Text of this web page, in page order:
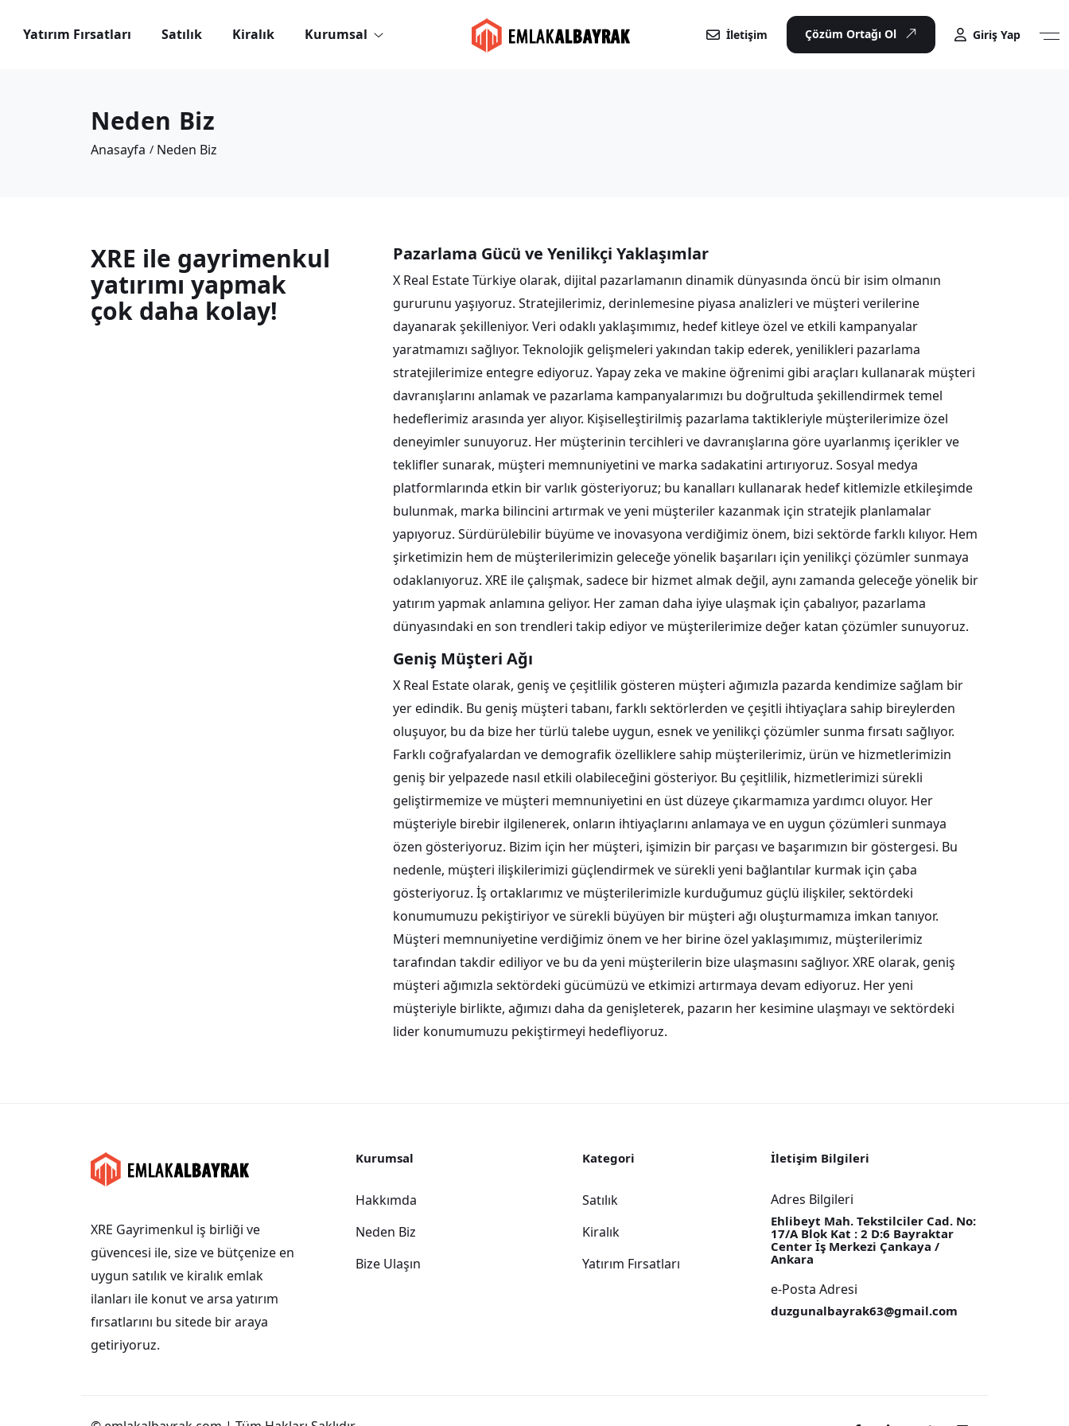
Yatırım Fırsatları Satılık Kiralık Kurumsal İletişim Çözüm Ortağı Ol Giriş Yap
Neden Biz
Anasayfa Neden Biz
XRE ile gayrimenkul
yatırımı yapmak
çok daha kolay!
Pazarlama Gücü ve Yenilikçi Yaklaşımlar
X Real Estate Türkiye olarak, dijital pazarlamanın dinamik dünyasında öncü bir isim olmanın
gururunu yaşıyoruz. Stratejilerimiz, derinlemesine piyasa analizleri ve müşteri verilerine
dayanarak şekilleniyor. Veri odaklı yaklaşımımız, hedef kitleye özel ve etkili kampanyalar
yaratmamızı sağlıyor. Teknolojik gelişmeleri yakından takip ederek, yenilikleri pazarlama
stratejilerimize entegre ediyoruz. Yapay zeka ve makine öğrenimi gibi araçları kullanarak müşteri
davranışlarını anlamak ve pazarlama kampanyalarımızı bu doğrultuda şekillendirmek temel
hedeflerimiz arasında yer alıyor. Kişiselleştirilmiş pazarlama taktikleriyle müşterilerimize özel
deneyimler sunuyoruz. Her müşterinin tercihleri ve davranışlarına göre uyarlanmış içerikler ve
teklifler sunarak, müşteri memnuniyetini ve marka sadakatini artırıyoruz. Sosyal medya
platformlarında etkin bir varlık gösteriyoruz; bu kanalları kullanarak hedef kitlemizle etkileşimde
bulunmak, marka bilincini artırmak ve yeni müşteriler kazanmak için stratejik planlamalar
yapıyoruz. Sürdürülebilir büyüme ve inovasyona verdiğimiz önem, bizi sektörde farklı kılıyor. Hem
şirketimizin hem de müşterilerimizin geleceğe yönelik başarıları için yenilikçi çözümler sunmaya
odaklanıyoruz. XRE ile çalışmak, sadece bir hizmet almak değil, aynı zamanda geleceğe yönelik bir
yatırım yapmak anlamına geliyor. Her zaman daha iyiye ulaşmak için çabalıyor, pazarlama
dünyasındaki en son trendleri takip ediyor ve müşterilerimize değer katan çözümler sunuyoruz.
Geniş Müşteri Ağı
X Real Estate olarak, geniş ve çeşitlilik gösteren müşteri ağımızla pazarda kendimize sağlam bir
yer edindik. Bu geniş müşteri tabanı, farklı sektörlerden ve çeşitli ihtiyaçlara sahip bireylerden
oluşuyor, bu da bize her türlü talebe uygun, esnek ve yenilikçi çözümler sunma fırsatı sağlıyor.
Farklı coğrafyalardan ve demografik özelliklere sahip müşterilerimiz, ürün ve hizmetlerimizin
geniş bir yelpazede nasıl etkili olabileceğini gösteriyor. Bu çeşitlilik, hizmetlerimizi sürekli
geliştirmemize ve müşteri memnuniyetini en üst düzeye çıkarmamıza yardımcı oluyor. Her
müşteriyle birebir ilgilenerek, onların ihtiyaçlarını anlamaya ve en uygun çözümleri sunmaya
özen gösteriyoruz. Bizim için her müşteri, işimizin bir parçası ve başarımızın bir göstergesi. Bu
nedenle, müşteri ilişkilerimizi güçlendirmek ve sürekli yeni bağlantılar kurmak için çaba
gösteriyoruz. İş ortaklarımız ve müşterilerimizle kurduğumuz güçlü ilişkiler, sektördeki
konumumuzu pekiştiriyor ve sürekli büyüyen bir müşteri ağı oluşturmamıza imkan tanıyor.
Müşteri memnuniyetine verdiğimiz önem ve her birine özel yaklaşımımız, müşterilerimiz
tarafından takdir ediliyor ve bu da yeni müşterilerin bize ulaşmasını sağlıyor. XRE olarak, geniş
müşteri ağımızla sektördeki gücümüzü ve etkimizi artırmaya devam ediyoruz. Her yeni
müşteriyle birlikte, ağımızı daha da genişleterek, pazarın her kesimine ulaşmayı ve sektördeki
lider konumumuzu pekiştirmeyi hedefliyoruz.
XRE Gayrimenkul iş birliği ve
güvencesi ile, size ve bütçenize en
uygun satılık ve kiralık emlak
ilanları ile konut ve arsa yatırım
fırsatlarını bu sitede bir araya
getiriyoruz.
Kurumsal
Hakkımda
Neden Biz
Bize Ulaşın
Kategori
Satılık
Kiralık
Yatırım Fırsatları
İletişim Bilgileri
Adres Bilgileri
Ehlibeyt Mah. Tekstilciler Cad. No:
17/A Blok Kat : 2 D:6 Bayraktar
Center İş Merkezi Çankaya /
Ankara
e-Posta Adresi
duzgunalbayrak63@gmail.com